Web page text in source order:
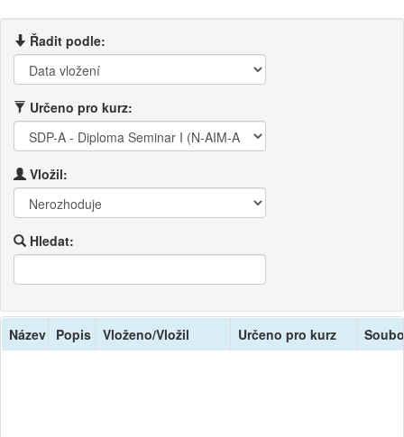
Řadit podle:
Určeno pro kurz:
Vložil:
Hledat:
Název Popis Vloženo/Vložil Určeno pro kurz